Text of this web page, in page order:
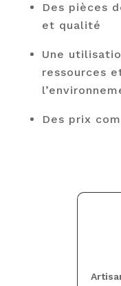
Des pièces
et qualité
Une
ressources
Des prix